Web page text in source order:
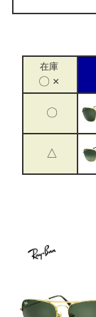
在庫
〇 ×
〇
△